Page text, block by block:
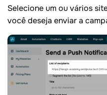
Selecione um ou vários
você deseja enviar a